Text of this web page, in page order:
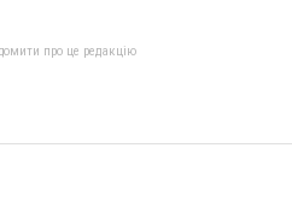
про це редакцію